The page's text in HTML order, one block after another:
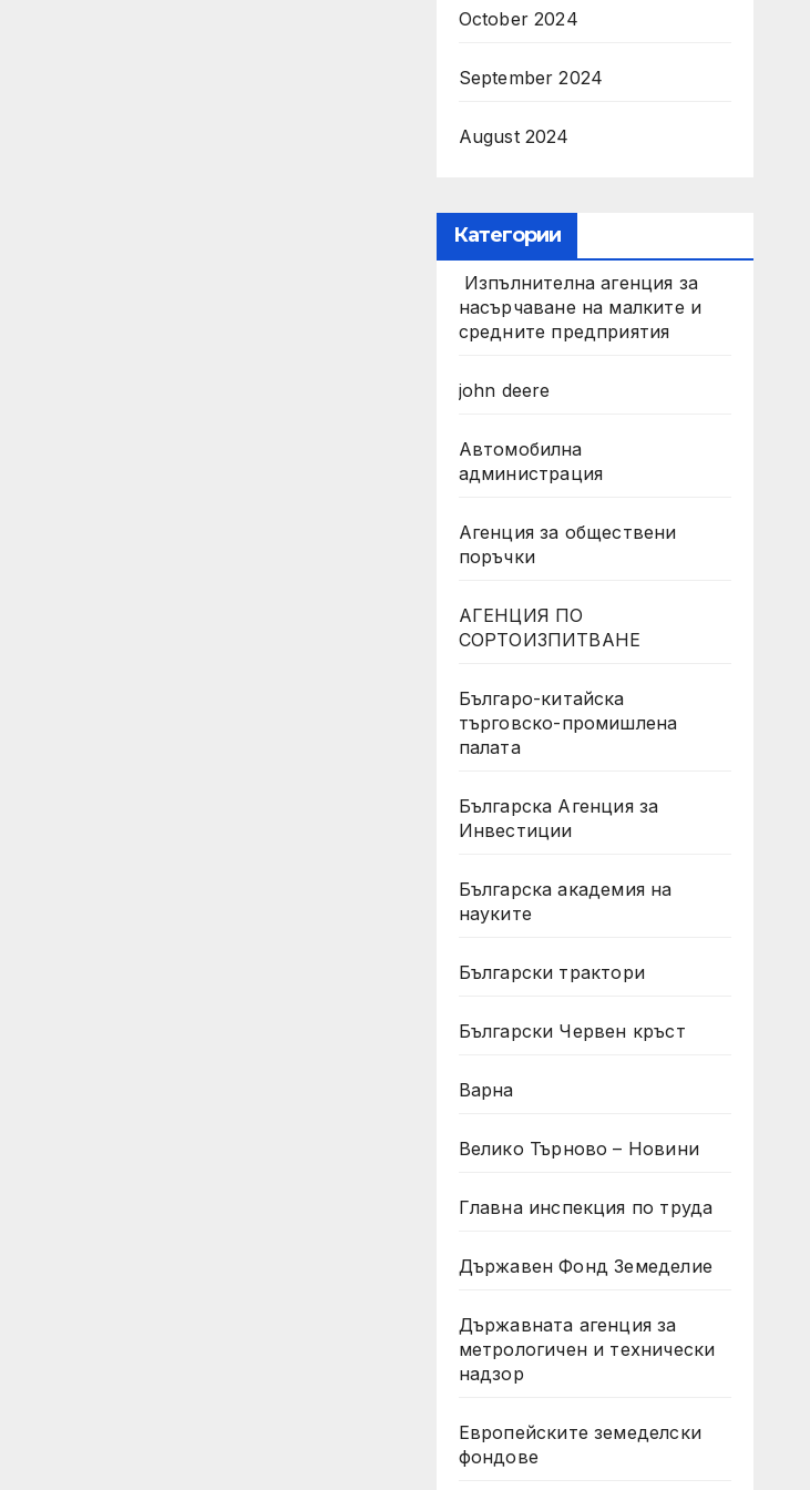
October 2024
September 2024
August 2024
Категории
Изпълнителна агенция за
насърчаване на малките и
средните предприятия
john deere
Автомобилна
администрация
Агенция за обществени
поръчки
АГЕНЦИЯ ПО
СОРТОИЗПИТВАНЕ
Българо-китайска
търговско-промишлена
палата
Българска Агенция за
Инвестиции
Българска академия на
науките
Български трактори
Български Червен кръст
Варна
Велико Търново – Новини
Главна инспекция по труда
Държавен Фонд Земеделие
Държавната агенция за
метрологичен и технически
надзор
Европейските земеделски
фондове